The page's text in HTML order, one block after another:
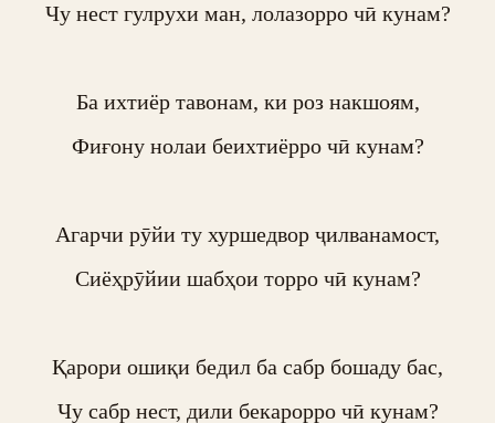
Чу нест гулрухи ман, лолазорро чӣ кунам?
Ба ихтиёр тавонам, ки роз накшоям,
Фиғону нолаи беихтиёрро чӣ кунам?
Агарчи рӯйи ту хуршедвор ҷилванамост,
Сиёҳрӯйии шабҳои торро чӣ кунам?
Қарори ошиқи бедил ба сабр бошаду бас,
Чу сабр нест, дили бекарорро чӣ кунам?